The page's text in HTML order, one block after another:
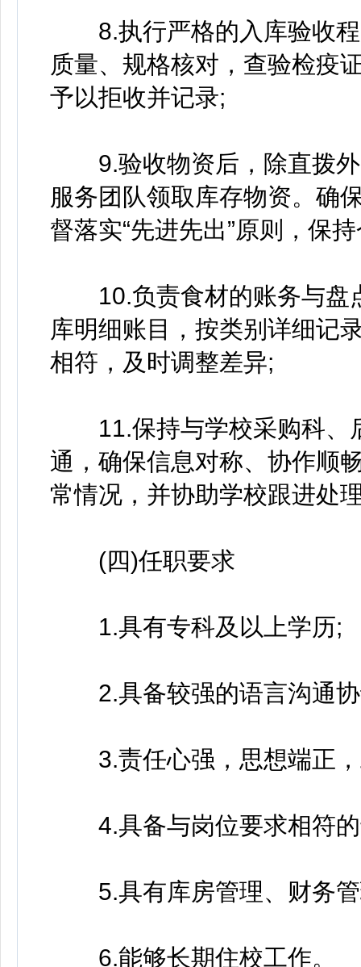
8.执行严格的入库验收程
质量、规格核对，查验检疫
予以拒收并记录;
9.验收物资后，除直拨外
服务团队领取库存物资。确
督落实“先进先出”原则，保
10.负责食材的账务与盘
库明细账目，按类别详细记
相符，及时调整差异;
11.保持与学校采购科、
通，确保信息对称、协作顺
常情况，并协助学校跟进处
(四)任职要求
1.具有专科及以上学历;
2.具备较强的语言沟通协
3.责任心强，思想端正，
4.具备与岗位要求相符的
5.具有库房管理、财务管
6.能够长期住校工作。